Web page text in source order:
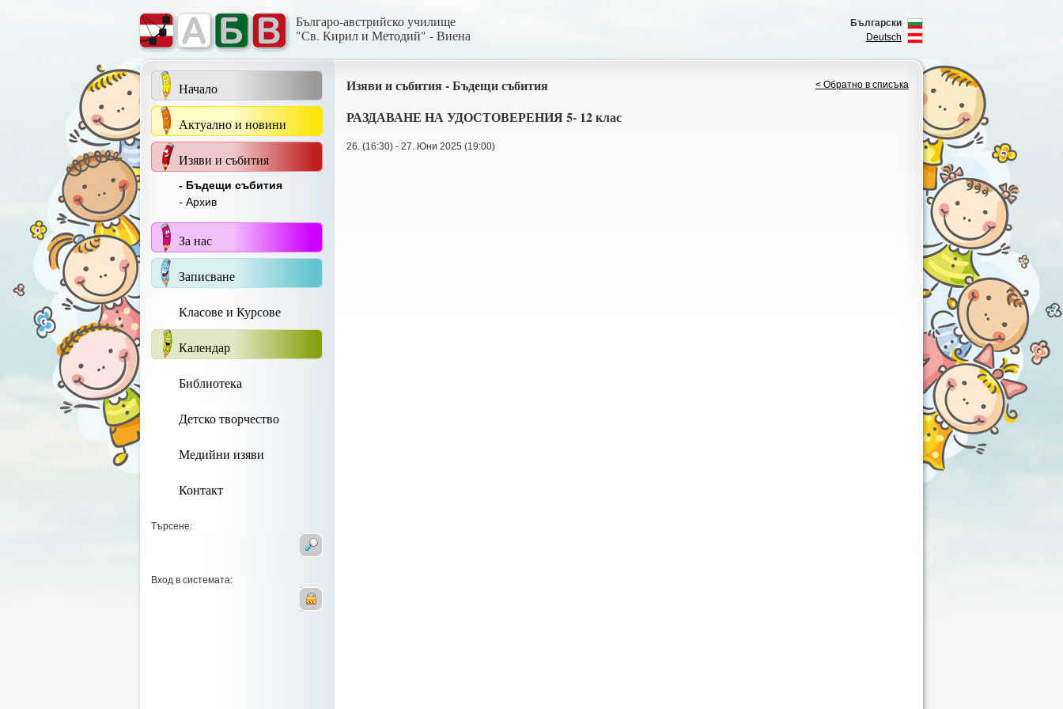
Българо-австрийско училище
"Св. Кирил и Методий" - Виена
Български
Deutsch
Начало
Актуално и новини
Изяви и събития
- Бъдещи събития
- Архив
За нас
Записване
Класове и Курсове
Календар
Библиотека
Детско творчество
Медийни изяви
Контакт
Търсене:
Вход в системата:
< Обратно в списъка
Изяви и събития - Бъдещи събития
РАЗДАВАНЕ НА УДОСТОВЕРЕНИЯ 5- 12 клас
26. (16:30) - 27. Юни 2025 (19:00)